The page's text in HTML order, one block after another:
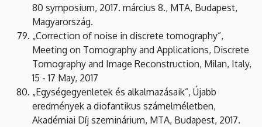
80 symposium, 2017. március 8., MTA, Budapest,
Magyarország.
„Correction of noise in discrete tomography”,
Meeting on Tomography and Applications, Discrete
Tomography and Image Reconstruction, Milan, Italy,
15 - 17 May, 2017
„Egységegyenletek és alkalmazásaik”, Újabb
eredmények a diofantikus számelméletben,
Akadémiai Díj szeminárium, MTA, Budapest, 2017.